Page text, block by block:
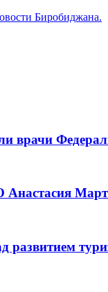
врачи
развитием